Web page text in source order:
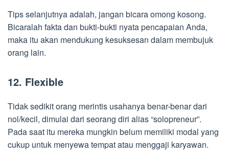
Tips selanjutnya adalah, jangan bicara omong kosong.
Bicaralah fakta dan bukti-bukti nyata pencapaian Anda,
maka itu akan mendukung kesuksesan dalam membujuk
orang lain.
12. Flexible
Tidak sedikit orang merintis usahanya benar-benar dari
nol/kecil, dimulai dari seorang diri alias “solopreneur”.
Pada saat itu mereka mungkin belum memiliki modal yang
cukup untuk menyewa tempat atau menggaji karyawan.